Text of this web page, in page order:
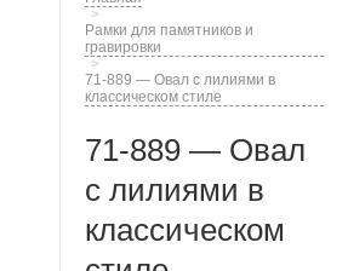
Рамки для памятников и
гравировки
71-889 — Овал с лилиями в
классическом стиле
71-889 — Овал
с лилиями в
классическом